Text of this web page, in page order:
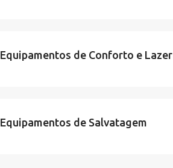
Equipamentos de Conforto e Lazer
Equipamentos de Salvatagem